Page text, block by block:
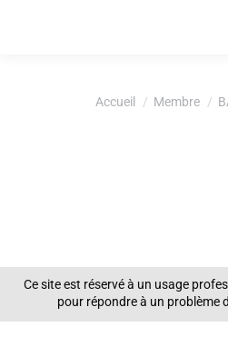
Accueil Membre
Ce site est réservé à un usage
pour répondre à un problème